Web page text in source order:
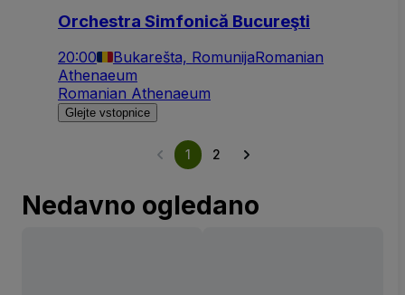
Orchestra Simfonică Bucureşti
20:00 Bukarešta, RomunijaRomanian
Athenaeum
Romanian Athenaeum
Glejte vstopnice
1 2
Nedavno ogledano